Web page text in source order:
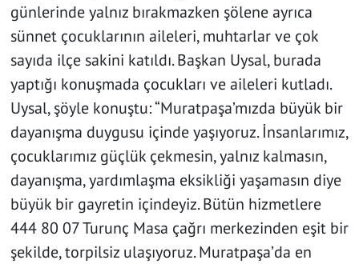
günlerinde yalnız bırakmazken şölene ayrıca
sünnet çocuklarının aileleri, muhtarlar ve çok
sayıda ilçe sakini katıldı. Başkan Uysal, burada
yaptığı konuşmada çocukları ve aileleri kutladı.
Uysal, şöyle konuştu:“Muratpaşa’mızda büyük bir
dayanışma duygusu içinde yaşıyoruz. İnsanlarımız,
çocuklarımız güçlük çekmesin, yalnız kalmasın,
dayanışma, yardımlaşma eksikliği yaşamasın diye
büyük bir gayretin içindeyiz. Bütün hizmetlere
444 80 07 Turunç Masa çağrı merkezinden eşit bir
şekilde, torpilsiz ulaşıyoruz. Muratpaşa’da en